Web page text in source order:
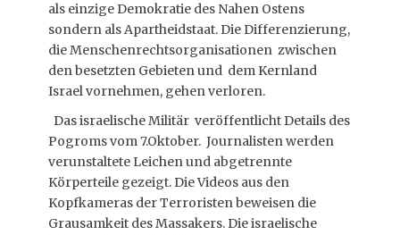
als einzige Demokratie des Nahen Ostens
sondern als Apartheidstaat. Die Differenzierung,
die Menschenrechtsorganisationen zwischen
den besetzten Gebieten und dem Kernland
Israel vornehmen, gehen verloren.
Das israelische Militär veröffentlicht Details des
Pogroms vom 7.Oktober. Journalisten werden
verunstaltete Leichen und abgetrennte
Körperteile gezeigt. Die Videos aus den
Kopfkameras der Terroristen beweisen die
Grausamkeit des Massakers. Die israelische